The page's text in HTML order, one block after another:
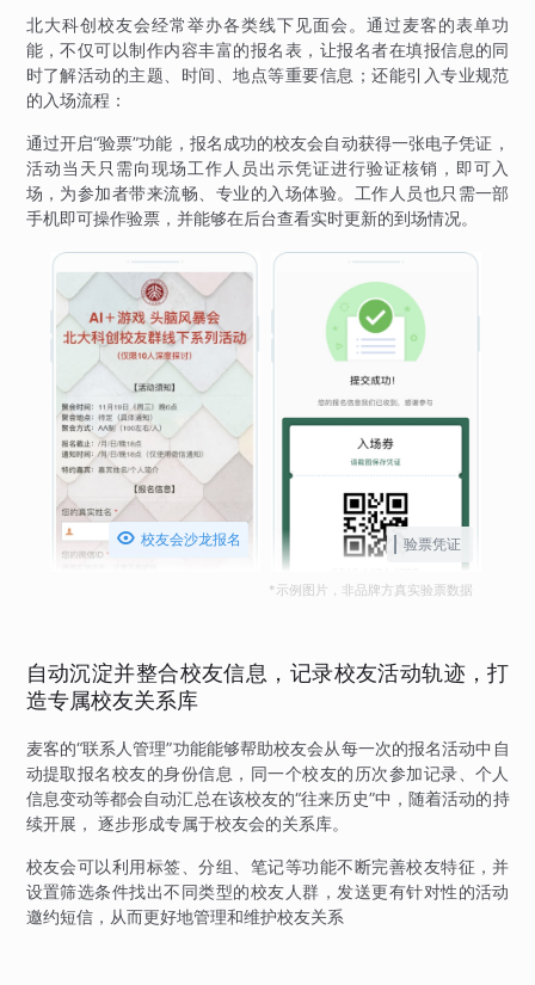
北大科创校友会经常举办各类线下见面会。通过麦客的表单功
能，不仅可以制作内容丰富的报名表，让报名者在填报信息的同
时了解活动的主题、时间、地点等重要信息；还能引入专业规范
的入场流程：
通过开启“验票”功能，报名成功的校友会自动获得一张电子凭证，
活动当天只需向现场工作人员出示凭证进行验证核销，即可入
场，为参加者带来流畅、专业的入场体验。工作人员也只需一部
手机即可操作验票，并能够在后台查看实时更新的到场情况。
 校友会沙龙报名 验票凭证
*示例图片，非品牌方真实验票数据
自动沉淀并整合校友信息，记录校友活动轨迹，打
造专属校友关系库
麦客的“联系人管理”功能能够帮助校友会从每一次的报名活动中自
动提取报名校友的身份信息，同一个校友的历次参加记录、个人
信息变动等都会自动汇总在该校友的“往来历史”中，随着活动的持
续开展， 逐步形成专属于校友会的关系库。
校友会可以利用标签、分组、笔记等功能不断完善校友特征，并
设置筛选条件找出不同类型的校友人群，发送更有针对性的活动
邀约短信，从而更好地管理和维护校友关系